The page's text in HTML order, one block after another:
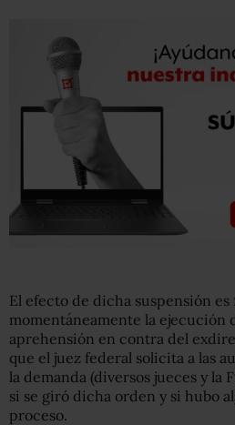
El efecto de dicha suspensión
momentáneamente la ejecución
aprehensión en contra del
que el juez federal solicita a las
la demanda (diversos jueces y la
si se giró dicha orden y si hubo
proceso.